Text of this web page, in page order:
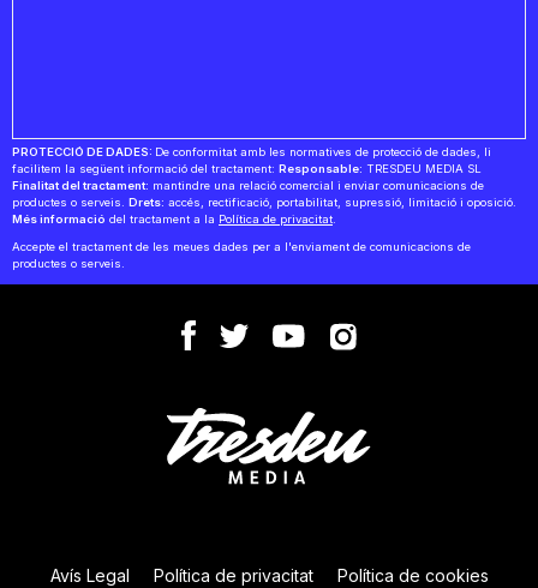
PROTECCIÓ DE DADES: De conformitat amb les normatives de protecció de dades, li
facilitem la següent informació del tractament: Responsable: TRESDEU MEDIA SL
Finalitat del tractament: mantindre una relació comercial i enviar comunicacions de
productes o serveis. Drets: accés, rectificació, portabilitat, supressió, limitació i oposició.
Més informació del tractament a la Política de privacitat
Accepte el tractament de les meues dades per a l'enviament de comunicacions de
productes o serveis.
Avís Legal Política de privacitat
Política de cookies